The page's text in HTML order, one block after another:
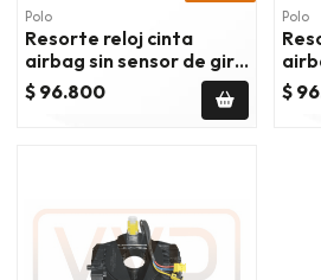
Polo
Resorte reloj cinta
airbag sin sensor de giro
dodge journey 2.4
2009/2010
$ 96.800
Polo
$